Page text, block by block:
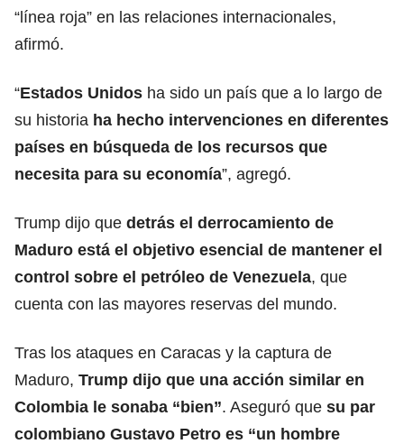
“línea roja” en las relaciones internacionales,
afirmó.
“Estados Unidos ha sido un país que a lo largo de
su historia ha hecho intervenciones en diferentes
países en búsqueda de los recursos que
necesita para su economía”, agregó.
Trump dijo que detrás el derrocamiento de
Maduro está el objetivo esencial de mantener el
control sobre el petróleo de Venezuela, que
cuenta con las mayores reservas del mundo.
Tras los ataques en Caracas y la captura de
Maduro, Trump dijo que una acción similar en
Colombia le sonaba “bien”. Aseguró que su par
colombiano Gustavo Petro es “un hombre